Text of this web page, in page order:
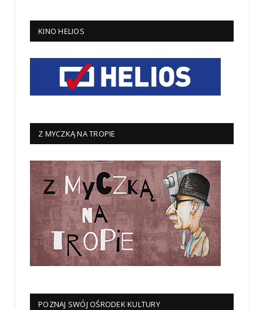
KINO HELIOS
Z MYCZKĄ NA TROPIE
POZNAJ SWÓJ OŚRODEK KULTURY